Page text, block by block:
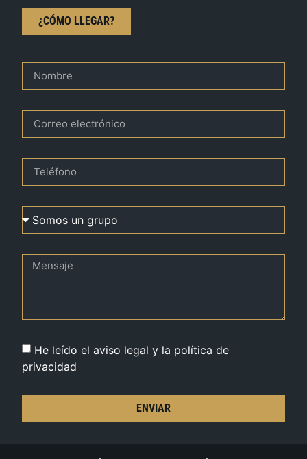
¿CÓMO LLEGAR?
He leído el aviso legal y la política de
privacidad
ENVIAR